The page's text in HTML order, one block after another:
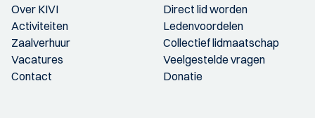
Over KIVI
Activiteiten
Zaalverhuur
Vacatures
Contact
Direct lid worden
Ledenvoordelen
Collectief lidmaatschap
Veelgestelde vragen
Donatie